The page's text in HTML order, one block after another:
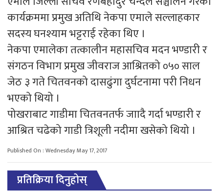
कार्यक्रममा प्रमुख अतिथि नेकपा एमाले सल्लाहकार
सदस्य घनश्याम भट्टराई रहेका थिए ।
नेकपा एमालेका तत्कालीन महासचिव मदन भण्डारी र
संगठन विभाग प्रमुख जीवराज आश्रितको ०५० साल
जेठ ३ गते चितवनको दासढुंगा दुर्घटनामा परी निधन
भएको थियो ।
पोखराबाट गाडीमा चितवनतर्फ जाादै गर्दा भण्डारी र
आश्रित चढेको गाडी त्रिशूली नदीमा खसेको थियो ।
Published On : Wednesday May 17, 2017
प्रतिक्रिया दिनुहोस्